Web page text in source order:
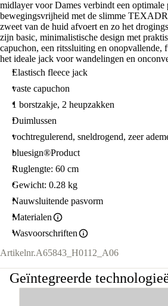
midlayer voor Dames verbindt een optimale
bewegingsvrijheid met de slimme
zweet van de huid afvoert en zo het
zijn basic, minimalistische design met
capuchon, een ritssluiting en onopvallende,
het ideale jack voor wandelingen en
Elastisch fleece jack
vaste capuchon
1 borstzakje, 2 heupzakken
Duimlussen
vochtregulerend, sneldrogend, zeer
bluesign®Product
Ruglengte: 60 cm
Gewicht: 0.28 kg
Nauwsluitende pasvorm
Materialen
Wasvoorschriften
Artikelnr.A65843_H0112_A06
Geïntegreerde